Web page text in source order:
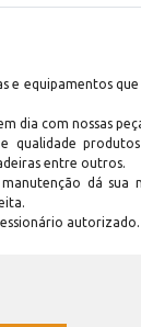
e equipamentos
dia com nossas
qualidade
entre outros.
dá sua
autorizado.